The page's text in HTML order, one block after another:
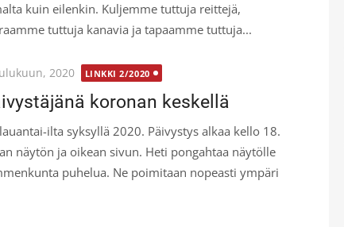
kuin eilenkin. Kuljemme tuttuja reittejä,
tuttuja kanavia ja tapaamme tuttuja...
2020 LINKKI 2/2020
koronan keskellä
ilta syksyllä 2020. Päivystys alkaa kello 18.
näytön ja oikean sivun. Heti pongahtaa näytölle
puhelua. Ne poimitaan nopeasti ympäri